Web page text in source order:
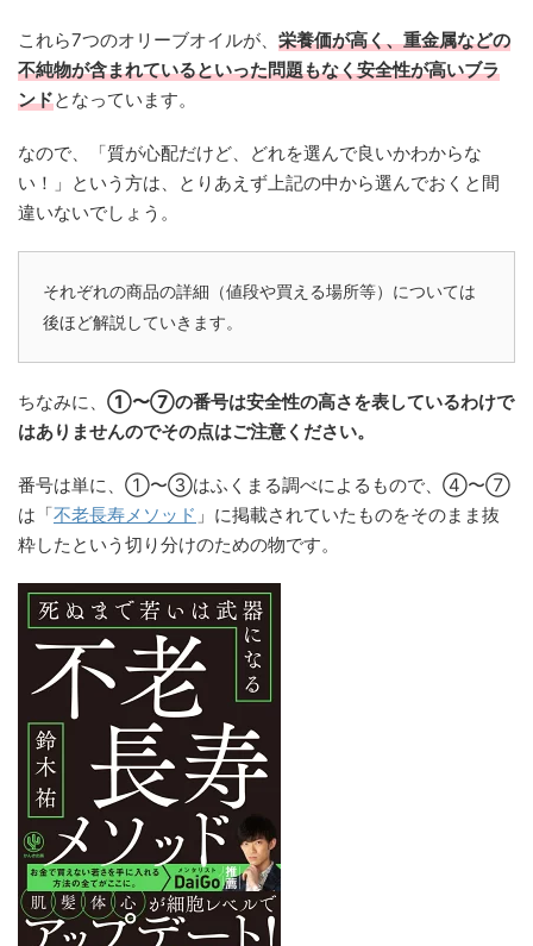
これら7つのオリーブオイルが、 栄養価が高く、重金属などの
不純物が含まれているといった問題もなく安全性が高いブラ
ンドとなっています。
なので、「質が心配だけど、どれを選んで良いかわからな
い！」という方は、とりあえず上記の中から選んでおくと間
違いないでしょう。
それぞれの商品の詳細（値段や買える場所等）については
後ほど解説していきます。
ちなみに、 ①〜⑦の番号は安全性の高さを表しているわけで
はありませんのでその点はご注意ください。
番号は単に、①〜③はふくまる調べによるもので、④〜⑦
は「不老長寿メソッド 」に掲載されていたものをそのまま抜
粋したという切り分けのための物です。